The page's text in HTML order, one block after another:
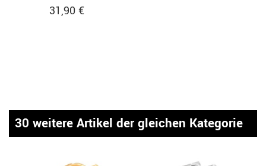
31,90 €
30 weitere Artikel der gleichen Kategorie